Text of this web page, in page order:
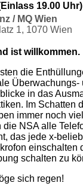
19.00 Uhr)
/ MQ Wien
1, 1070 Wien
ist willkommen.
die
Überwachungs-
in das
Im Schatten
immer noch
die NSA alle
das jede x-
einschalten
schalten zu
sich regen!